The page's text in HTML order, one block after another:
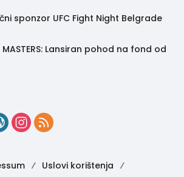
sponzor UFC Fight Night Belgrade
MASTERS: Lansiran pohod na fond od
Uslovi korištenja